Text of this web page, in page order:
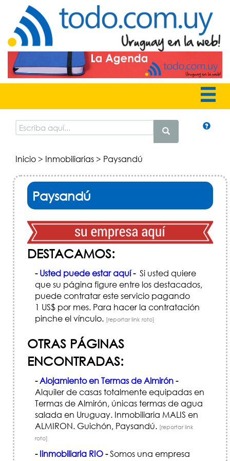
Inicio> Inmobiliarias> Paysandú
Paysandú
DESTACAMOS:
- Usted puede estar aquí-Si usted quiere
que su página figure entre los destacados,
puede contratar este servicio pagando
1 US$ por mes. Para hacer la contratación
pinche el vínculo. [reportar link roto]
OTRAS PÁGINAS
ENCONTRADAS:
-Alojamiento en Termas de Almirón-
Alquiler de casas totalmente equipadas en
Termas de Almirón, únicas termas de agua
salada en Uruguay. Inmobiliaria MALIS en
ALMIRON. Guichón, Paysandú. [reportar link
roto]
- Iinmobiliaria RIO-Somos una empresa